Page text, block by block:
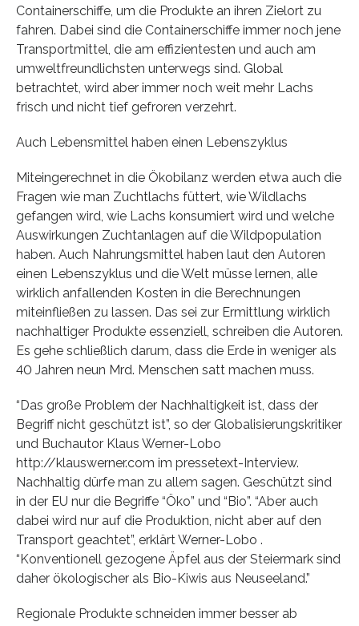
Containerschiffe, um die Produkte an ihren Zielort zu
fahren. Dabei sind die Containerschiffe immer noch jene
Transportmittel, die am effizientesten und auch am
umweltfreundlichsten unterwegs sind. Global
betrachtet, wird aber immer noch weit mehr Lachs
frisch und nicht tief gefroren verzehrt.
Auch Lebensmittel haben einen Lebenszyklus
Miteingerechnet in die Ökobilanz werden etwa auch die
Fragen wie man Zuchtlachs füttert, wie Wildlachs
gefangen wird, wie Lachs konsumiert wird und welche
Auswirkungen Zuchtanlagen auf die Wildpopulation
haben. Auch Nahrungsmittel haben laut den Autoren
einen Lebenszyklus und die Welt müsse lernen, alle
wirklich anfallenden Kosten in die Berechnungen
miteinfließen zu lassen. Das sei zur Ermittlung wirklich
nachhaltiger Produkte essenziell, schreiben die Autoren.
Es gehe schließlich darum, dass die Erde in weniger als
40 Jahren neun Mrd. Menschen satt machen muss.
“Das große Problem der Nachhaltigkeit ist, dass der
Begriff nicht geschützt ist”, so der Globalisierungskritiker
und Buchautor Klaus Werner-Lobo
http://klauswerner.com im pressetext-Interview.
Nachhaltig dürfe man zu allem sagen. Geschützt sind
in der EU nur die Begriffe “Öko” und “Bio”. “Aber auch
dabei wird nur auf die Produktion, nicht aber auf den
Transport geachtet”, erklärt Werner-Lobo .
“Konventionell gezogene Äpfel aus der Steiermark sind
daher ökologischer als Bio-Kiwis aus Neuseeland.”
Regionale Produkte schneiden immer besser ab